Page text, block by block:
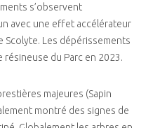
s’observent
avec une effet accélérateur
Scolyte. Les dépérissements
du Parc en 2023.
majeures (Sapin
montré des signes de